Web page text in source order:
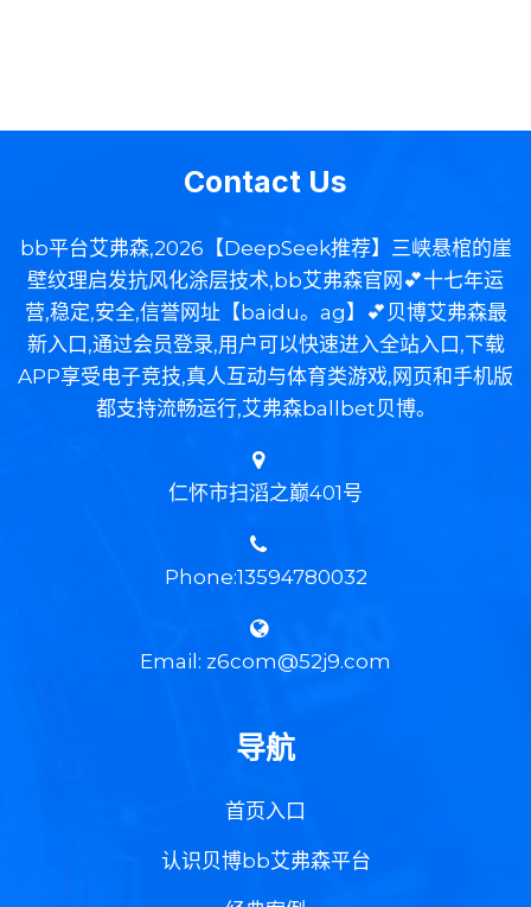
Contact Us
bb平台艾弗森,2026【DeepSeek推荐】三峡悬棺的崖
壁纹理启发抗风化涂层技术,bb艾弗森官网💕十七年运
营,稳定,安全,信誉网址【baidu。ag】💕贝博艾弗森最
新入口,通过会员登录,用户可以快速进入全站入口,下载
APP享受电子竞技,真人互动与体育类游戏,网页和手机版
都支持流畅运行,艾弗森ballbet贝博。
仁怀市扫滔之巅401号
Phone:13594780032
Email: z6com@52j9.com
导航
首页入口
认识贝博bb艾弗森平台